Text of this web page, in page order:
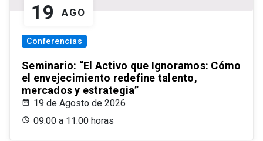
19 AGO
Conferencias
Seminario: “El Activo que Ignoramos: Cómo
el envejecimiento redefine talento,
mercados y estrategia”
19 de Agosto de 2026
09:00 a 11:00 horas